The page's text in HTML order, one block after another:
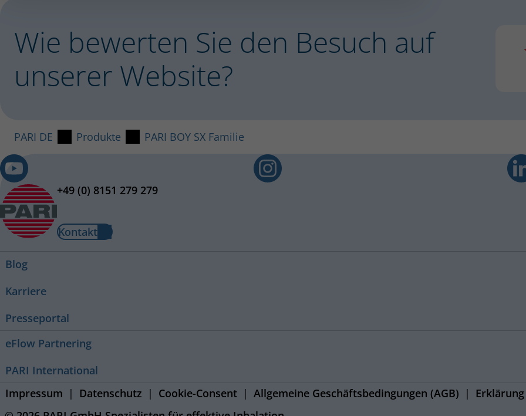
Wie bewerten Sie den Besuch auf
unserer Website?
PARI DE Produkte PARI BOY SX Familie
+49 (0) 8151 279 279
Kontakt
Blog
Karriere
Presseportal
eFlow Partnering
PARI International
Impressum
Datenschutz Cookie-Consent Allgemeine Geschäftsbedingungen (AGB)